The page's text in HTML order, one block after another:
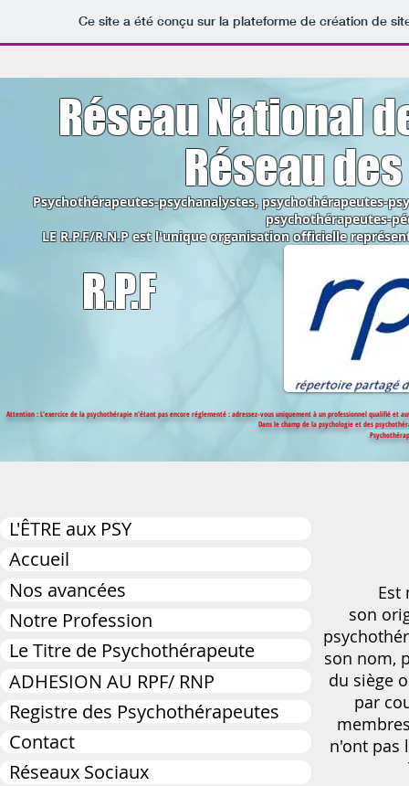
Ce site a été conçu sur la plateforme de création de
Réseau National
Réseau
Psychothérapeutes-psychanalystes, psychothérapeutes-
psychothérapeutes-
LE R.P.F/R.N.P est l'unique organisation officielle
R.P.F
Attention : L'exercice de la psychothérapie n'étant pas encore réglementé : adressez-vous uniquement à un professionnel qualifié
Dans le champ de la psychologie et des
Est
son
son nom,
du siège
par
n'ont pas
L'ÊTRE aux PSY
Accueil
Nos avancées
Notre Profession
Le Titre de Psychothérapeute
ADHESION AU RPF/ RNP
Registre des Psychothérapeutes
Contact
Réseaux Sociaux